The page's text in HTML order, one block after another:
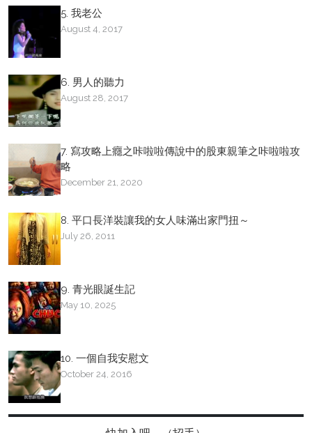
5. 我老公
August 4, 2017
6. 男人的聽力
August 28, 2017
7. 寫攻略上癮之咔啦啦傳說中的股東親筆之咔啦啦攻
略
December 21, 2020
8. 平口長洋裝讓我的女人味滿出家門扭～
July 26, 2011
9. 青光眼誕生記
May 10, 2025
10. 一個自我安慰文
October 24, 2016